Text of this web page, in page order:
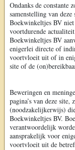
Ondanks de constante
samenstelling van
Boekwinkeltjes BV
voortdurende
Boekwinkeltjes BV
enigerlei directe of
voortvloeit uit of in
site of de
Beweringen en
pagina’s van deze
(noodzakelijkerwijs)
Boekwinkeltjes BV.
verantwoordelijk
aansprakelijk voor
voortvloeit uit de